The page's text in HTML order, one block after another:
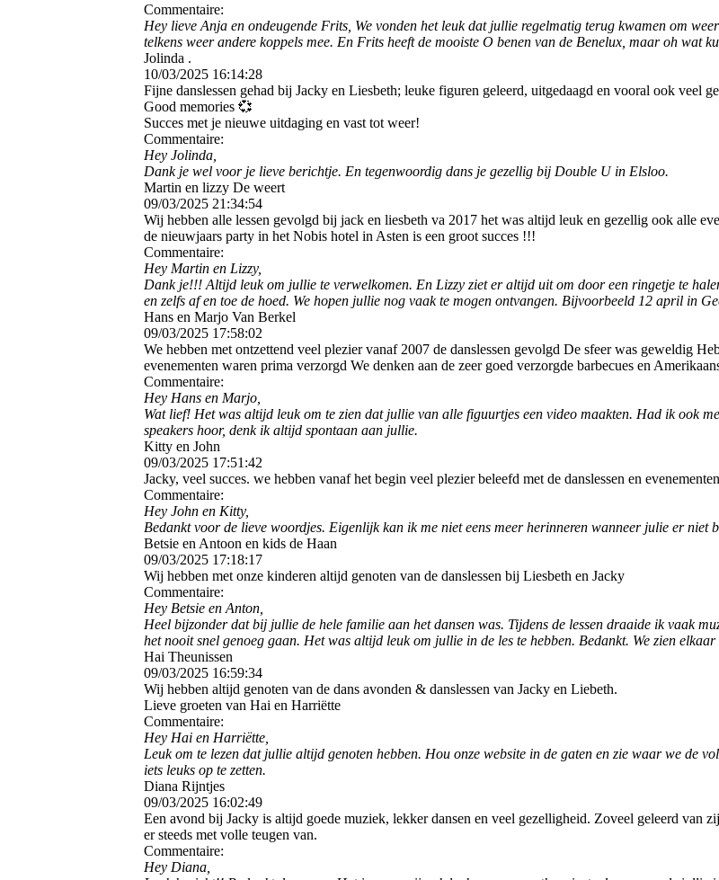
Commentaire:
Hey lieve Anja en ondeugende Frits, We vonden het leuk dat jullie regelmatig terug kwamen om
telkens weer andere koppels mee. En Frits heeft de mooiste O benen van de Benelux, maar oh wat
Jolinda .
10/03/2025 16:14:28
Fijne danslessen gehad bij Jacky en Liesbeth; leuke figuren geleerd, uitgedaagd en vooral ook veel
Good memories 💞
Succes met je nieuwe uitdaging en vast tot weer!
Commentaire:
Hey Jolinda,
Dank je wel voor je lieve berichtje. En tegenwoordig dans je gezellig bij Double U in Elsloo.
Martin en lizzy De weert
09/03/2025 21:34:54
Wij hebben alle lessen gevolgd bij jack en liesbeth va 2017 het was altijd leuk en gezellig ook alle
de nieuwjaars party in het Nobis hotel in Asten is een groot succes !!!
Commentaire:
Hey Martin en Lizzy,
Dank je!!! Altijd leuk om jullie te verwelkomen. En Lizzy ziet er altijd uit om door een ringetje te
en zelfs af en toe de hoed. We hopen jullie nog vaak te mogen ontvangen. Bijvoorbeeld 12 april in
Hans en Marjo Van Berkel
09/03/2025 17:58:02
We hebben met ontzettend veel plezier vanaf 2007 de danslessen gevolgd De sfeer was geweldig
evenementen waren prima verzorgd We denken aan de zeer goed verzorgde barbecues en
Commentaire:
Hey Hans en Marjo,
Wat lief! Het was altijd leuk om te zien dat jullie van alle figuurtjes een video maakten. Had ik ook
speakers hoor, denk ik altijd spontaan aan jullie.
Kitty en John
09/03/2025 17:51:42
Jacky, veel succes. we hebben vanaf het begin veel plezier beleefd met de danslessen en
Commentaire:
Hey John en Kitty,
Bedankt voor de lieve woordjes. Eigenlijk kan ik me niet eens meer herinneren wanneer julie er niet
Betsie en Antoon en kids de Haan
09/03/2025 17:18:17
Wij hebben met onze kinderen altijd genoten van de danslessen bij Liesbeth en Jacky
Commentaire:
Hey Betsie en Anton,
Heel bijzonder dat bij jullie de hele familie aan het dansen was. Tijdens de lessen draaide ik vaak
het nooit snel genoeg gaan. Het was altijd leuk om jullie in de les te hebben. Bedankt. We zien elkaar
Hai Theunissen
09/03/2025 16:59:34
Wij hebben altijd genoten van de dans avonden & danslessen van Jacky en Liebeth.
Lieve groeten van Hai en Harriëtte
Commentaire:
Hey Hai en Harriëtte,
Leuk om te lezen dat jullie altijd genoten hebben. Hou onze website in de gaten en zie waar we de
iets leuks op te zetten.
Diana Rijntjes
09/03/2025 16:02:49
Een avond bij Jacky is altijd goede muziek, lekker dansen en veel gezelligheid. Zoveel geleerd van
er steeds met volle teugen van.
Commentaire:
Hey Diana,